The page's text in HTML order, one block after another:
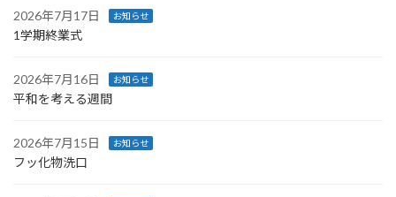
2026年7月17日 お知らせ
1学期終業式
2026年7月16日 お知らせ
平和を考える週間
2026年7月15日 お知らせ
フッ化物洗口